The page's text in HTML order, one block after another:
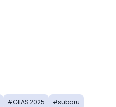
GIIAS 2025
subaru